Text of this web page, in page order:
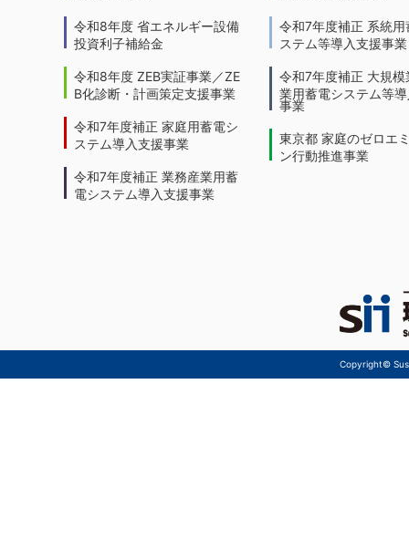
令和8年度 省エネルギー設備
投資利子補給金
令和8年度 ZEB実証事業／ZE
B化診断・計画策定支援事業
令和7年度補正 家庭用蓄電シ
ステム導入支援事業
令和7年度補正 業務産業用蓄
電システム導入支援事業
令和7年度補正 系統用
ステム等導入支援事業
令和7年度補正 大規模
業用蓄電システム等
事業
東京都 家庭のゼロエ
ン行動推進事業
Copyright©